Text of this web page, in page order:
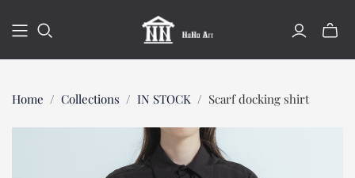
ミ
Home / Collections / IN STOCK / Scarf docking shirt